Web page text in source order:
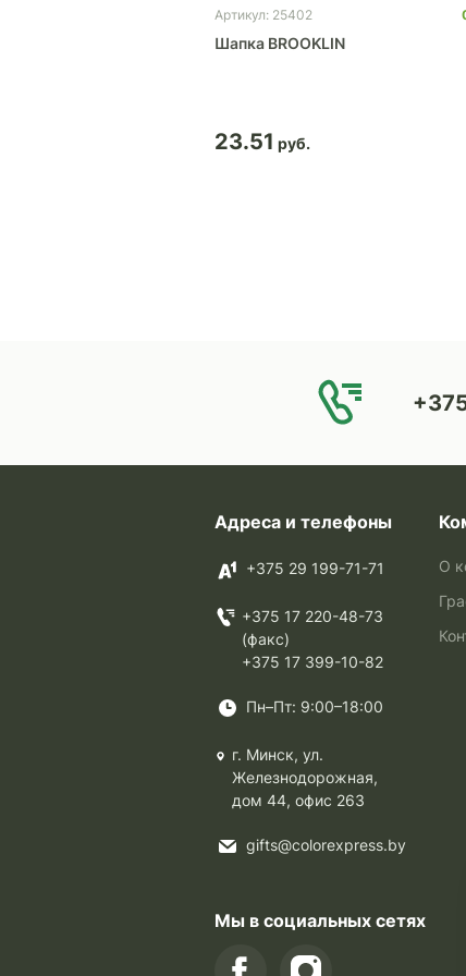
Артикул: 25402
Шапка BROOKLIN
23.51
Адреса и телефоны
+375 29 199-71-71
+375 17 220-48-73
(факс)
+375 17 399-10-82
Пн–Пт: 9:00–18:00
г. Минск, ул.
Железнодорожная,
дом 44, офис 263
gifts@colorexpress.by
О
Мы в социальных сетях